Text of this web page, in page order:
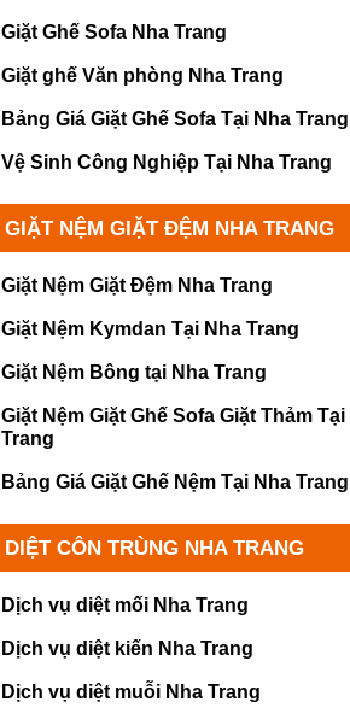
Giặt Ghế Sofa Nha Trang
Giặt ghế Văn phòng Nha Trang
Bảng Giá Giặt Ghế Sofa Tại Nha Trang
Vệ Sinh Công Nghiệp Tại Nha Trang
GIẶT NỆM GIẶT ĐỆM NHA TRANG
Giặt Nệm Giặt Đệm Nha Trang
Giặt Nệm Kymdan Tại Nha Trang
Giặt Nệm Bông tại Nha Trang
Giặt Nệm Giặt Ghế Sofa Giặt Thảm Tại
Trang
Bảng Giá Giặt Ghế Nệm Tại Nha Trang
DIỆT CÔN TRÙNG NHA TRANG
Dịch vụ diệt mối Nha Trang
Dịch vụ diệt kiến Nha Trang
Dịch vụ diệt muỗi Nha Trang